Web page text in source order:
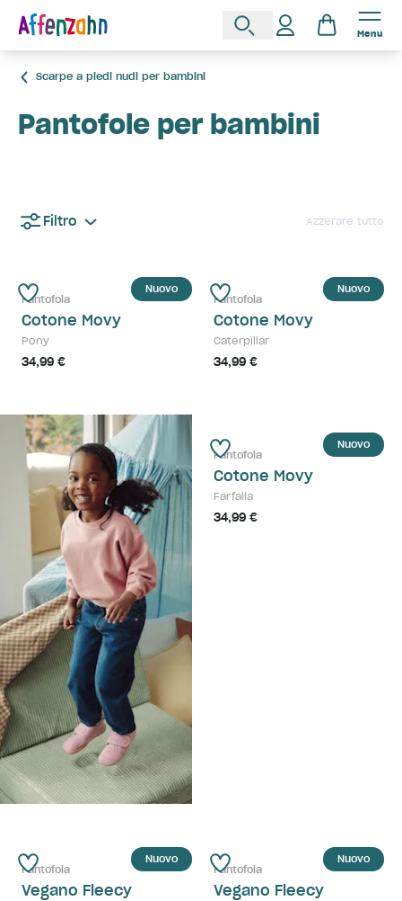
Menu
Scarpe a piedi nudi per bambini
Pantofole per bambini
Filtro Azzerare tutto
Nuovo
Pantofola
Cotone Movy
Pony
34,99 €
Nuovo
Pantofola
Cotone Movy
Caterpillar
34,99 €
Nuovo
Pantofola
Cotone Movy
Farfalla
34,99 €
Nuovo
Pantofola
Vegano Fleecy
Nuovo
Pantofola
Vegano Fleecy